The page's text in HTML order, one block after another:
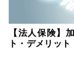
【法人保険】
ト・デメリット